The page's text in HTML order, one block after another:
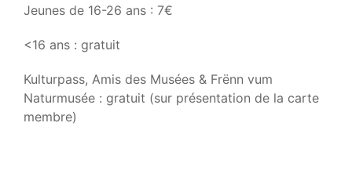
Jeunes de 16-26 ans : 7€
<16 ans : gratuit
Kulturpass, Amis des Musées & Frënn vum
Naturmusée : gratuit (sur présentation de la carte
membre)